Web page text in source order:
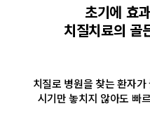
초기에 효
치질치료의 골
치질로 병원을 찾는 환자
시기만 놓치지 않아도 빠